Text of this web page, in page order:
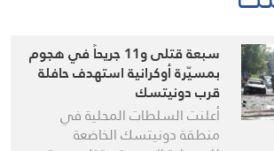
سبعة قتلى و11 جريحاً في هجوم
بمسيّرة أوكرانية استهدف حافلة
قرب دونيتسك
أعلنت السلطات المحلية في
منطقة دونيتسك الخاضعة